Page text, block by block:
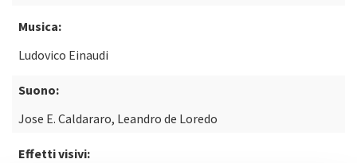
Musica:
Ludovico Einaudi
Suono:
Jose E. Caldararo, Leandro de Loredo
Effetti visivi: